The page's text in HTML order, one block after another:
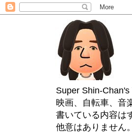
Super Shin-
映画、自転車、音
書いている内容は
他意はありません。